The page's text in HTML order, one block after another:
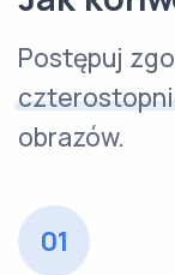
Postępuj
obrazów.
01